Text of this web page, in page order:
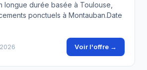
longue durée basée à Toulouse,
ponctuels à Montauban.Date
Voir l'offre →